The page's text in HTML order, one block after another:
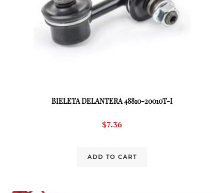
BIELETA DELANTERA 48810-20010T-I
$7.36
ADD TO CART